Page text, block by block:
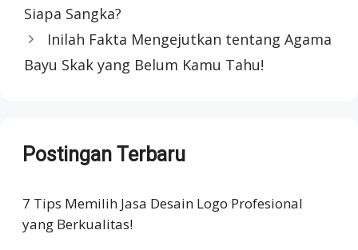
Siapa Sangka?
Inilah Fakta Mengejutkan tentang Agama
Bayu Skak yang Belum Kamu Tahu!
Postingan Terbaru
7 Tips Memilih Jasa Desain Logo Profesional
yang Berkualitas!